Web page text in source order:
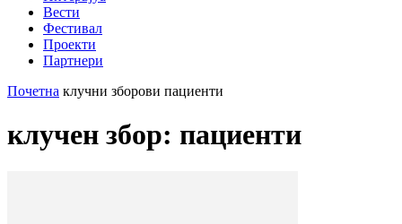
Вести
Фестивал
Проекти
Партнери
Почетна клучни зборови пациенти
клучен збор: пациенти